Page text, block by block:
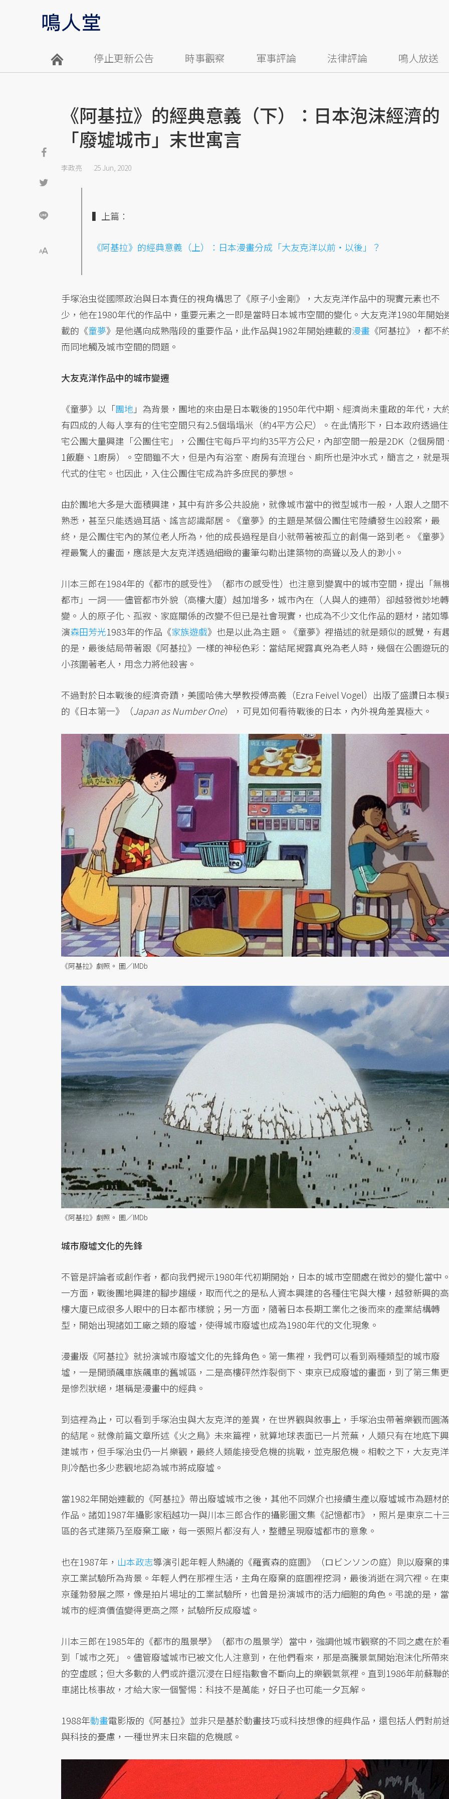
停止更新公告 時事觀察 軍事評論 法律評論 鳴人放送
《阿基拉》的經典意義（下）：日本泡沫經濟的
「廢墟城市」末世寓言
李政亮 25 Jun, 2020
▍上篇：
《阿基拉》的經典意義（上）： 日本漫畫分成「大友克洋以前・以後」？
手塚治虫從國際政治與日本責任的視角構思了《原子小金剛》，大友克洋作品中的現實元素也不
少，他在1980年代的作品中，重要元素之一即是當時日本城市空間的變化。大友克洋1980年開始
載的《童夢》是他邁向成熟階段的重要作品，此作品與1982年開始連載的漫畫 《阿基拉》，都不
而同地觸及城市空間的問題。
大友克洋作品中的城市變遷
《童夢》以「團地 」為背景，團地的來由是日本戰後的1950年代中期、經濟尚未重啟的年代，大
有四成的人每人享有的住宅空間只有2.5個塌塌米（約4平方公尺）。在此情形下，日本政府透過住
宅公團大量興建「公團住宅」，公團住宅每戶平均約35平方公尺，內部空間一般是2DK（2個房間
1飯廳、1廚房）。空間雖不大，但是內有浴室、廚房有流理台、廁所也是沖水式，簡言之，就是
代式的住宅。也因此，入住公團住宅成為許多庶民的夢想。
由於團地大多是大面積興建，其中有許多公共設施，就像城市當中的微型城市一般，人跟人之間不
熟悉，甚至只能透過耳語、謠言認識鄰居。《童夢》的主題是某個公團住宅陸續發生凶殺案，最
終，是公團住宅內的某位老人所為，他的成長過程是自小就帶著被孤立的創傷一路到老。《童夢》
裡最驚人的畫面，應該是大友克洋透過細緻的畫筆勾勒出建築物的高聳以及人的渺小。
川本三郎在1984年的《都市的感受性》（都市の感受性）也注意到變異中的城市空間，提出「無
都市」一詞——儘管都市外貌（高樓大廈）越加增多，城市內在（人與人的連帶）卻越發微妙地轉
變。人的原子化、孤寂、家庭關係的改變不但已是社會現實，也成為不少文化作品的題材，諸如導
演森田芳光1983年的作品《家族遊戲》也是以此為主題。《童夢》裡描述的就是類似的感覺，有
的是，最後結局帶著跟《阿基拉》一樣的神秘色彩：當結尾揭露真兇為老人時，幾個在公園遊玩的
小孩圍著老人，用念力將他殺害。
不過對於日本戰後的經濟奇蹟，美國哈佛大學教授傅高義（Ezra Feivel Vogel）出版了盛讚日本模
的《日本第一》（Japan as Number One），可見如何看待戰後的日本，內外視角差異極大。
《阿基拉》劇照。 圖／IMDb
《阿基拉》劇照。 圖／IMDb
城市廢墟文化的先鋒
不管是評論者或創作者，都向我們揭示1980年代初期開始，日本的城市空間處在微妙的變化當中
一方面，戰後團地興建的腳步趨緩，取而代之的是私人資本興建的各種住宅與大樓，越發新興的高
樓大廈已成很多人眼中的日本都市樣貌；另一方面，隨著日本長期工業化之後而來的產業結構轉
型，開始出現諸如工廠之類的廢墟，使得城市廢墟也成為1980年代的文化現象。
漫畫版《阿基拉》就扮演城市廢墟文化的先鋒角色。第一集裡，我們可以看到兩種類型的城市廢
墟，一是開頭飆車族飆車的舊城區，二是高樓砰然炸裂倒下、東京已成廢墟的畫面，到了第三集更
是慘烈狀絕，堪稱是漫畫中的經典。
到這裡為止，可以看到手塚治虫與大友克洋的差異，在世界觀與敘事上，手塚治虫帶著樂觀而圓滿
的結尾。就像前篇文章所述《火之鳥》未來篇裡，就算地球表面已一片荒蕪，人類只有在地底下興
建城市，但手塚治虫仍一片樂觀，最終人類能接受危機的挑戰，並克服危機。相較之下，大友克洋
則冷酷也多少悲觀地認為城市將成廢墟。
當1982年開始連載的《阿基拉》帶出廢墟城市之後，其他不同媒介也接續生產以廢墟城市為題材
作品。諸如1987年攝影家稻越功一與川本三郎合作的攝影圖文集《記憶都市》，照片是東京二十
區的各式建築乃至廢棄工廠，每一張照片都沒有人，整體呈現廢墟都市的意象。
也在1987年， 山本政志導演引起年輕人熱議的《羅賓森的庭園》（ロビンソンの庭）則以廢棄的
京工業試驗所為背景。年輕人們在那裡生活，主角在廢棄的庭園裡挖洞，最後消逝在洞穴裡。在東
京蓬勃發展之際，像是拍片場址的工業試驗所，也曾是扮演城市的活力細胞的角色。弔詭的是，當
城市的經濟價值變得更高之際，試驗所反成廢墟。
川本三郎在1985年的《都市的風景學》（都市の風景学）當中，強調他城市觀察的不同之處在於
到「城市之死」。儘管廢墟城市已被文化人注意到，在他們看來，那是高騰景氣開始泡沫化所帶來
的空虛感；但大多數的人們或許還沉浸在日經指數會不斷向上的樂觀氣氛裡。直到1986年前蘇聯
車諾比核事故，才給大家一個警惕：科技不是萬能，好日子也可能一夕瓦解。
1988年動畫電影版的《阿基拉》並非只是基於動畫技巧或科技想像的經典作品，還包括人們對前
與科技的憂慮，一種世界末日來臨的危機感。